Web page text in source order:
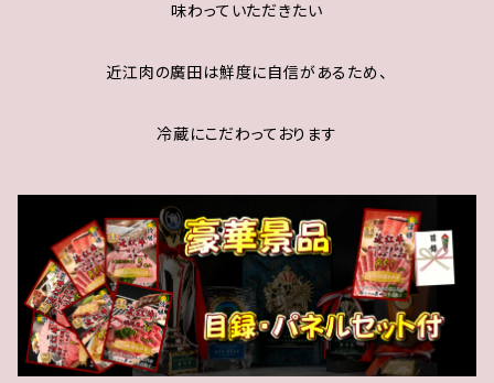
味わっていただきたい
近江肉の廣田は鮮度に自信があるため、
冷蔵にこだわっております